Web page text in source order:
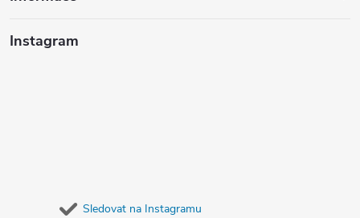
Instagram
Sledovat na Instagramu